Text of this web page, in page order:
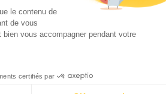
légales 2025-2026 Tout droits réservés
le contenu de
de vous
bien vous accompagner pendant votre
certifiés par